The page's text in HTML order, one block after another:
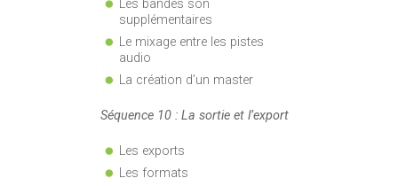
Les bandes son
supplémentaires
Le mixage entre les pistes
audio
La création d’un master
Séquence 10 : La sortie et l’export
Les exports
Les formats